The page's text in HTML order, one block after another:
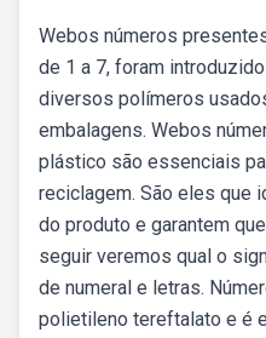
Webos números
de 1 a 7, foram
diversos polímeros
embalagens. Webos
plástico são essenciais
reciclagem. São eles que
do produto e garantem
seguir veremos qual o
de numeral e letras.
polietileno tereftalato e é